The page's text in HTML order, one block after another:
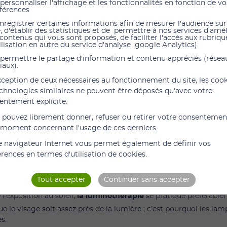
les coups de blues et la dépression en général, se
plus vite d’un jetlag ou pour améliorer la qualité de
jamais essayéla luminothérapie, vous pouvez
facilement avec l’une de nos lampes.
sont réels et rapides sur le moral.
achat de lampe de luminothérapie, nous vous
des modèles de marques réputées, commeBeurer
de différents formats et puissances, que vous
une lampe de luminothérapie pour bureau ou une
000 lux.
QUE LA LUMINOTHÉRAPIE ?
dépression, les troubles du sommeil, les effets du décalage
!
la lumière du soleil, mais sans les effets néfastes des UV.
permet de sécréter plus de sérotonine, ce qui aide à
au soleil,la luminothérapiese pratique
le visage soit assez près de la lumière ; c’est pourquoi les
personnaliser l'affichage et les fonctionnalités en fonction de
certaines informations afin de mesurer l'audience
d'établir des statistiques et de permettre à nos services
contenus qui vous sont proposés, de faciliter l'accès aux
en autre du service d'analyse google Analytics).
permettre le partage d'information et contenu appréciés
de ceux nécessaires au fonctionnement du site, les
similaires ne peuvent être déposés qu'avec votre
explicite.
pouvez librement donner, refuser ou retirer votre
concernant l'usage de ces derniers.
navigateur Internet vous permet également de définir vos
en termes d'utilisation de cookies.
Tout accepter Continuer sans accepter